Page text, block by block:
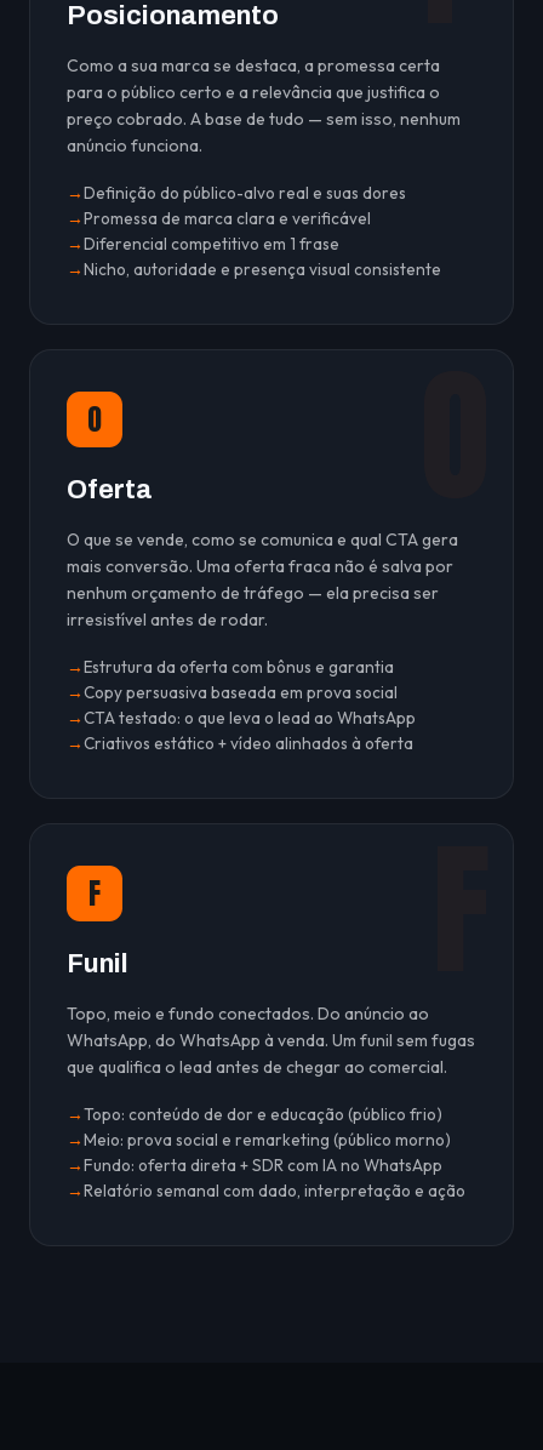
Posicionamento
Como a sua marca se destaca, a promessa certa
para o público certo e a relevância que justifica o
preço cobrado. A base de tudo — sem isso, nenhum
anúncio funciona.
Definição do público-alvo real e suas dores
Promessa de marca clara e verificável
Diferencial competitivo em 1 frase
Nicho, autoridade e presença visual consistente
O
Oferta
O que se vende, como se comunica e qual CTA gera
mais conversão. Uma oferta fraca não é salva por
nenhum orçamento de tráfego — ela precisa ser
irresistível antes de rodar.
Estrutura da oferta com bônus e garantia
Copy persuasiva baseada em prova social
CTA testado: o que leva o lead ao WhatsApp
Criativos estático + vídeo alinhados à oferta
F
Funil
Topo, meio e fundo conectados. Do anúncio ao
WhatsApp, do WhatsApp à venda. Um funil sem fugas
que qualifica o lead antes de chegar ao comercial.
Topo: conteúdo de dor e educação (público frio)
Meio: prova social e remarketing (público morno)
Fundo: oferta direta + SDR com IA no WhatsApp
Relatório semanal com dado, interpretação e ação